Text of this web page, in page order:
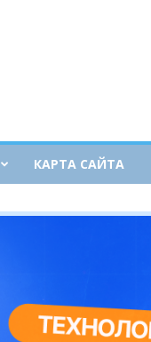
КАРТА САЙТА